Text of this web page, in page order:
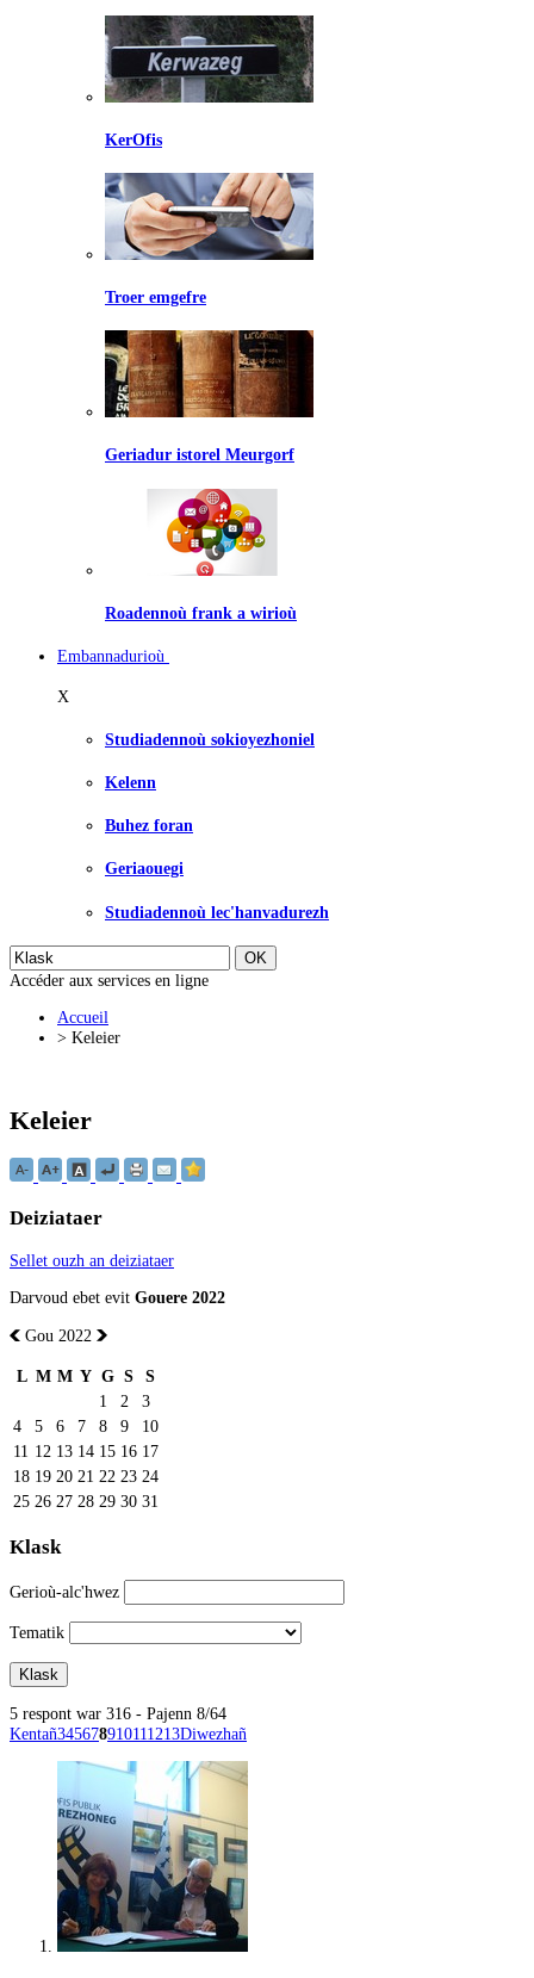
KerOfis
Troer emgefre
Geriadur istorel Meurgorf
Roadennoù frank a wirioù
Embannadurioù
X
Studiadennoù sokioyezhoniel
Kelenn
Buhez foran
Geriaouegi
Studiadennoù lec'hanvadurezh
Accéder aux services en ligne
Accueil
> Keleier
Keleier
Deiziataer
Sellet ouzh an deiziataer
Darvoud ebet evit Gouere 2022
Gou 2022
L M M Y G S
S
1
2
3
4
5 6 7 8 9
10
11 12 13 14 15 16 17
18 19 20 21 22 23 24
25 26 27 28 29 30 31
Klask
Gerioù-alc'hwez
Tematik
5 respont war 316 - Pajenn 8/64
Kentañ345678910111213Diwezhañ